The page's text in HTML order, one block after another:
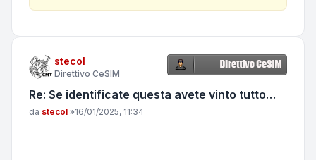
stecol
Direttivo CeSIM
Re: Se identificate questa avete vinto tutto…
Messaggio
da stecol »16/01/2025, 11:34